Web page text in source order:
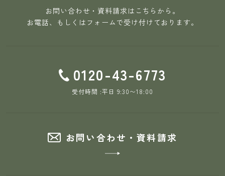
お問い合わせ・資料請求はこちらから。
お電話、もしくはフォームで受け付けております。
0120-43-6773
受付時間 :平日 9:30〜18:00
お問い合わせ・資料請求